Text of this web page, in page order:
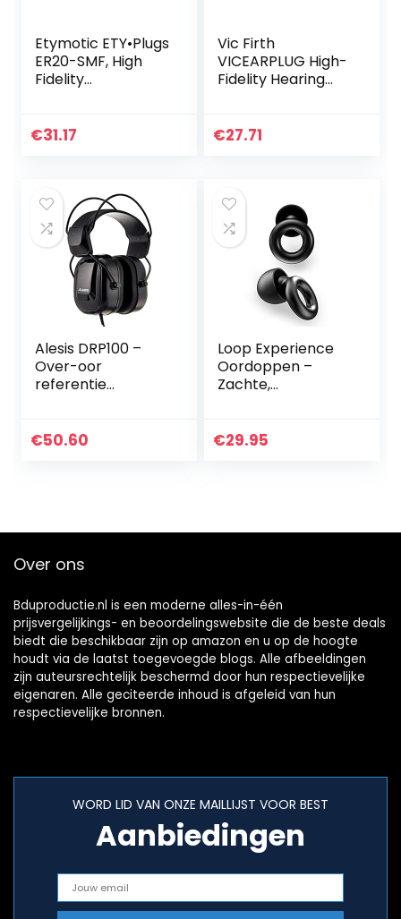
Etymotic ETY•Plugs
ER20-SMF, High
Fidelity
transparant/mat
€31.17
Vic Firth
VICEARPLUG High-
Fidelity Hearing
€27.71
Alesis DRP100 –
Over-oor
referentie
professionele
€50.60
Loop Experience
Oordoppen –
Zachte,
ng in Silicone + 8
€29.95
Over ons
Bduproductie.nl is een moderne alles-in-één
prijsvergelijkings- en beoordelingswebsite die de beste deals
biedt die beschikbaar zijn op amazon en u op de hoogte
houdt via de laatst toegevoegde blogs. Alle afbeeldingen
zijn auteursrechtelijk beschermd door hun respectievelijke
eigenaren. Alle geciteerde inhoud is afgeleid van hun
respectievelijke bronnen.
WORD LID VAN ONZE MAILLIJST VOOR BEST
Aanbiedingen